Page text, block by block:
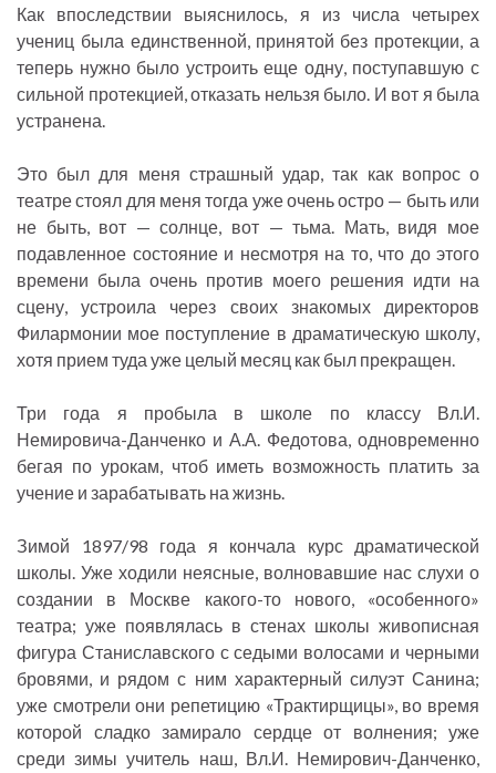
Как впоследствии выяснилось, я из числа четырех
учениц была единственной, принятой без протекции, а
теперь нужно было устроить еще одну, поступавшую с
сильной протекцией, отказать нельзя было. И вот я была
устранена.
Это был для меня страшный удар, так как вопрос о
театре стоял для меня тогда уже очень остро — быть или
не быть, вот — солнце, вот — тьма. Мать, видя мое
подавленное состояние и несмотря на то, что до этого
времени была очень против моего решения идти на
сцену, устроила через своих знакомых директоров
Филармонии мое поступление в драматическую школу,
хотя прием туда уже целый месяц как был прекращен.
Три года я пробыла в школе по классу Вл.И.
Немировича-Данченко и А.А. Федотова, одновременно
бегая по урокам, чтоб иметь возможность платить за
учение и зарабатывать на жизнь.
Зимой 1897/98 года я кончала курс драматической
школы. Уже ходили неясные, волновавшие нас слухи о
создании в Москве какого-то нового, «особенного»
театра; уже появлялась в стенах школы живописная
фигура Станиславского с седыми волосами и черными
бровями, и рядом с ним характерный силуэт Санина;
уже смотрели они репетицию «Трактирщицы», во время
которой сладко замирало сердце от волнения; уже
среди зимы учитель наш, Вл.И. Немирович-Данченко,